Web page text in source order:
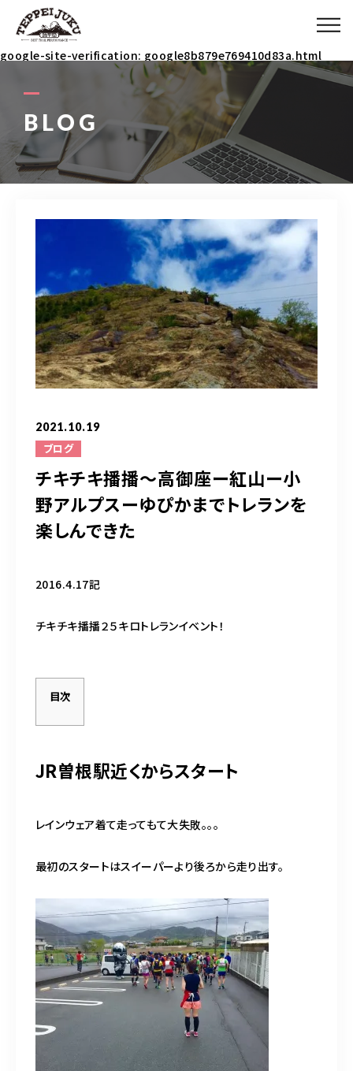
google-site-verification: google8b879e769410d83a.html
BLOG
2021.10.19
ブログ
チキチキ播播～高御座ー紅山ー小
野アルプスーゆぴかまでトレランを
楽しんできた
2016.4.17記
チキチキ播播２５キロトレランイベント！
目次
JR曽根駅近くからスタート
レインウェア着て走ってもて大失敗。。。
最初のスタートはスイーパーより後ろから走り出す。
ABOUT
MENU
ITEM
COACH
BLOG
090-3031-5927
9：00～23：00 イベント時は除く(メールで連絡ください)
お問い合わせはこちら